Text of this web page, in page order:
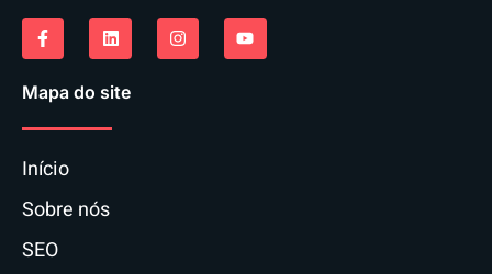
Mapa do site
Início
Sobre nós
SEO